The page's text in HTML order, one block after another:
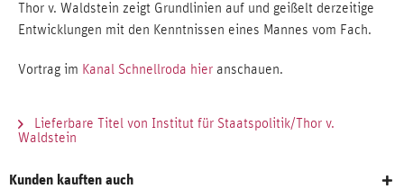
Thor v. Waldstein zeigt Grundlinien auf und geißelt derzeitige
Entwicklungen mit den Kenntnissen eines Mannes vom Fach.
Vortrag im Kanal Schnellroda hier anschauen.
Lieferbare Titel von Institut für Staatspolitik/Thor v.
Waldstein
Kunden kauften auch